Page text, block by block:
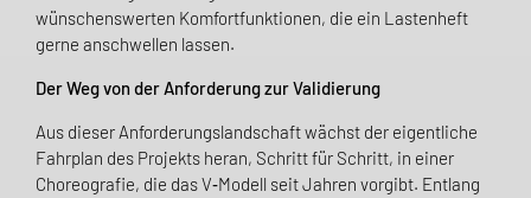
wünschenswerten Komfortfunktionen, die ein Lastenheft
gerne anschwellen lassen.
Der Weg von der Anforderung zur Validierung
Aus dieser Anforderungslandschaft wächst der eigentliche
Fahrplan des Projekts heran, Schritt für Schritt, in einer
Choreografie, die das V‑Modell seit Jahren vorgibt. Entlang